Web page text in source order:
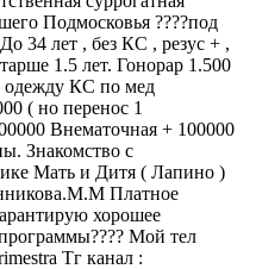
Подмосковья ????под
34 лет , без КС , резус + ,
1.5 лет. Гонорар 1.500
одежду КС по мед
( но перенос 1
Внематочная + 100000
Знакомство с
Мать и Дитя ( Лапино )
Платное
хорошее
Мой тел
Тг канал :